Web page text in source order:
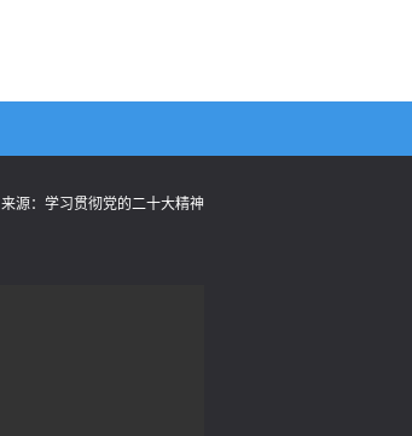
来源： 学习贯彻党的二十大精神